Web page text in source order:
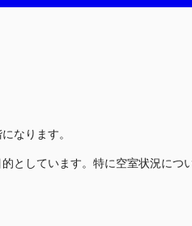
なります。
しています。特に空室状況につ